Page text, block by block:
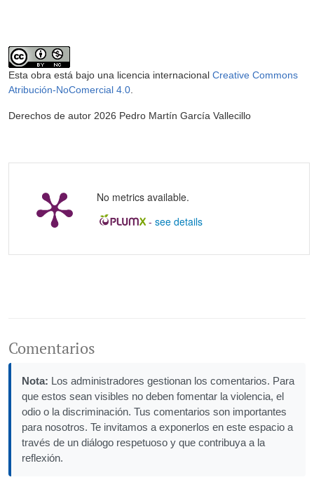
Esta obra está bajo una licencia internacional Creative Commons
Atribución-NoComercial 4.0
Derechos de autor 2026 Pedro Martín García Vallecillo
No metrics available.
- see details
Comentarios
Nota: Los administradores gestionan los comentarios. Para
que estos sean visibles no deben fomentar la violencia, el
odio o la discriminación. Tus comentarios son importantes
para nosotros. Te invitamos a exponerlos en este espacio a
través de un diálogo respetuoso y que contribuya a la
reflexión.